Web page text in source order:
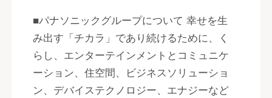
■パナソニックグループについて 幸せを生
み出す「チカラ」であり続けるために、く
らし、エンターテインメントとコミュニケ
ーション、住空間、ビジネスソリューショ
ン、デバイステクノロジー、エナジーなど